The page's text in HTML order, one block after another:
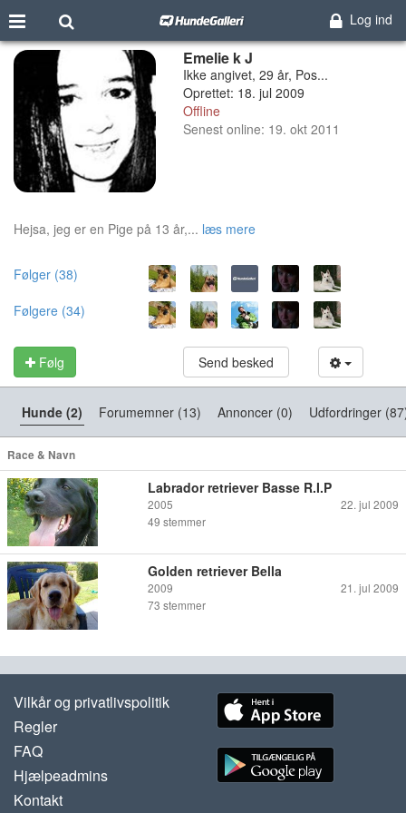
Log ind
Emelie k J
Ikke angivet, 29 år, Pos...
Oprettet: 18. jul 2009
Offline
Senest online: 19. okt 2011
Hejsa, jeg er en Pige på 13 år,... læs mere
Følger (38)
Følgere (34)
Følg Send besked
Hunde (2) Forumemner (13) Annoncer (0) Udfordringer
Race & Navn
Labrador retriever Basse R.I.P
2005
22. jul 2009
49 stemmer
Golden retriever Bella
2009
21. jul 2009
73 stemmer
Vilkår og privatlivspolitik
Regler
FAQ
Hjælpeadmins
Kontakt